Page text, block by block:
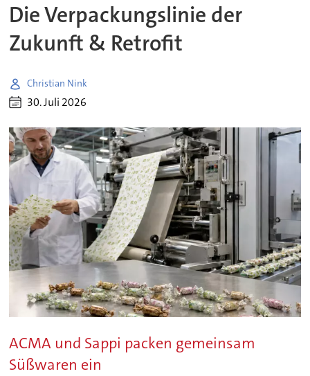
Die Verpackungslinie der
Zukunft & Retrofit
Christian Nink
30. Juli 2026
ACMA und Sappi packen gemeinsam
Süßwaren ein